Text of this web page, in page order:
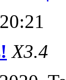
X3.4